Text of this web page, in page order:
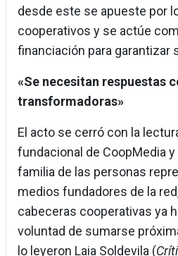
desde este se apueste por
cooperativos y se actúe
financiación para garantizar
«Se necesitan respuestas
transformadoras»
El acto se cerró con la
fundacional de CoopMedia
familia de las personas
medios fundadores de la
cabeceras cooperativas ya
voluntad de sumarse
lo leyeron Laia Soldevila (